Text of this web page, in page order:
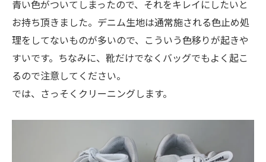
青い色がついてしまったので、それをキレイにしたいと
お持ち頂きました。デニム生地は通常施される色止め処
理をしてないものが多いので、こういう色移りが起きや
すいです。ちなみに、靴だけでなくバッグでもよく起こ
るので注意してください。
では、さっそくクリーニングします。